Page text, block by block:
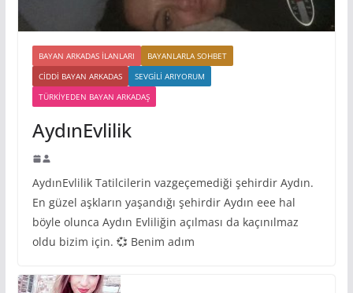
BAYAN ARKADAS ILANLARI
BAYANLARLA SOHBET
CIDDI BAYAN ARKADAS
SEVGILI ARIYORUM
TÜRKIYEDEN BAYAN ARKADAŞ
AydınEvlilik
AydınEvlilik Tatilcilerin vazgeçemediği şehirdir Aydın.
En güzel aşkların yaşandığı şehirdir Aydın eee hal
böyle olunca Aydın Evliliğin açılması da kaçınılmaz
oldu bizim için. 💞 Benim adım